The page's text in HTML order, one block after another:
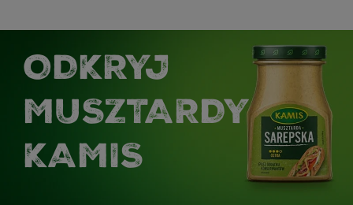
ODKRYJ
MUSZTARDY
KAMIS